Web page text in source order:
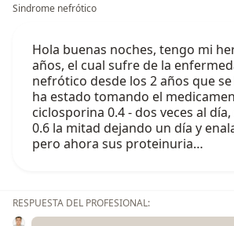
Sindrome nefrótico
Hola buenas noches, tengo mi
años, el cual sufre de la
nefrótico desde los 2 años que
ha estado tomando el
ciclosporina 0.4 - dos veces al
0.6 la mitad dejando un día y
pero ahora sus proteinuria…
RESPUESTA DEL PROFESIONAL: